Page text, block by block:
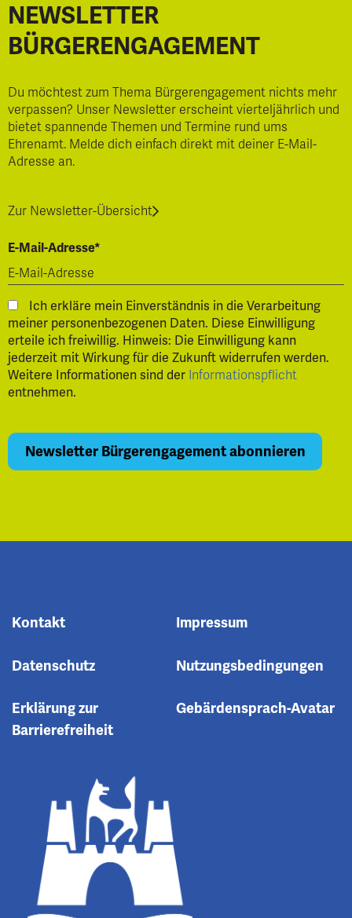
NEWSLETTER
BÜRGERENGAGEMENT
Du möchtest zum Thema Bürgerengagement nichts mehr
verpassen? Unser Newsletter erscheint vierteljährlich und
bietet spannende Themen und Termine rund ums
Ehrenamt. Melde dich einfach direkt mit deiner E-Mail-
Adresse an.
Zur Newsletter-Übersicht
E-Mail-Adresse*
Ich erkläre mein Einverständnis in die Verarbeitung
meiner personenbezogenen Daten. Diese Einwilligung
erteile ich freiwillig. Hinweis: Die Einwilligung kann
jederzeit mit Wirkung für die Zukunft widerrufen werden.
Weitere Informationen sind der Informationspflicht
entnehmen.
Kontakt Impressum
Datenschutz Nutzungsbedingungen
Erklärung zur
Barrierefreiheit
Gebärdensprach-Avatar